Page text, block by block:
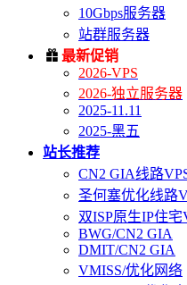
10Gbps服务器
站群服务器
 最新促销
2026-VPS
2026-独立服务器
2025-11.11
2025-黑五
站长推荐
CN2 GIA线路
圣何塞优化线路
双ISP原生IP住宅
BWG/CN2 GIA
DMIT/CN2 GIA
VMISS/优化网络